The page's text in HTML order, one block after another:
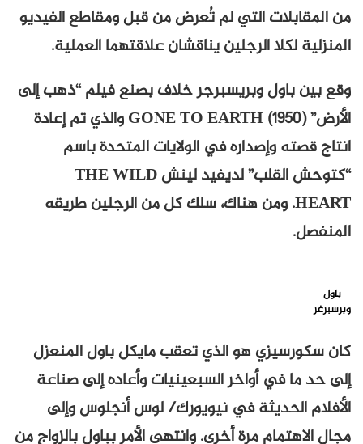
من المقابلات التي لم تُعرض من قبل ومقاطع الفيديو
المنزلية لكلا الرجلين يناقشان علاقتهما العملية.
وقع بين باول وبريسبرجر خلاف بصنع فيلم “ذهب إلى
الأرض” GONE TO EARTH (1950) والذي تم إعادة
انتاج قصته وإصداره في الولايات المتحدة باسم
“كتوحش القلب” لديفيد لينش THE WILD
HEART. ومن هناك، سلك كل من الرجلين طريقه
المنفصل.
باول
وبرسبرغر
كان سكورسيزي هو الذي تعقب مايكل باول المنعزل
إلى حد ما في أواخر السبعينيات وأعاده إلى صناعة
الأفلام الحديثة في نيويورك/ لوس أنجلوس وإلى
مجال الاهتمام مرة أخرى. وانتهى الأمر بباول بالزواج من